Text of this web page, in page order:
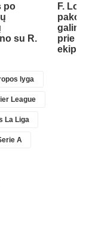
po
su R.
F.
prie
lyga
League
La Liga
A